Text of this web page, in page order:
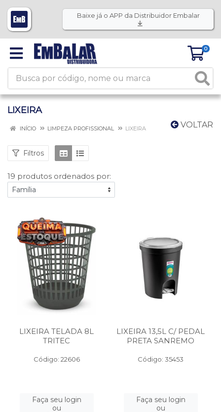
Baixe já o APP da Distribuidor Embalar
0
LIXEIRA
VOLTAR
INÍCIO LIMPEZA PROFISSIONAL LIXEIRA
Filtros
19 produtos ordenados por:
LIXEIRA TELADA 8L
TRITEC
Código: 22606
Faça seu login
ou
LIXEIRA 13,5L C/ PEDAL
PRETA SANREMO
Código: 35453
Faça seu login
ou